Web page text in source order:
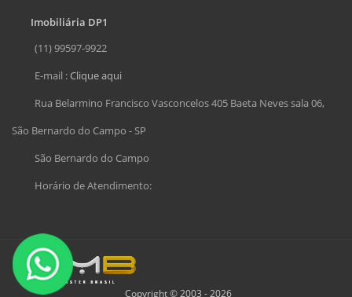
Imobiliária DP1
(11) 99597-9922
E-mail :Clique aqui
Rua Belarmino Francisco Vasconcelos 405 Baeta Neves sala 06,
São Bernardo do Campo - SP
São Bernardo do Campo
Horário de Atendimento:
Copyright © 2003 - 2026